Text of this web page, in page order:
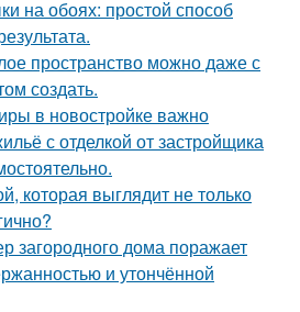
на обоях: простой способ
пространство можно даже с
создать.
в новостройке важно
с отделкой от застройщика
которая выглядит не только
загородного дома поражает
и утончённой